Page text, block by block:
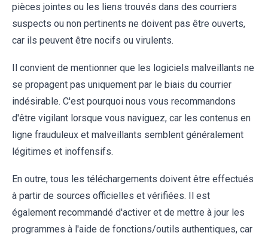
pièces jointes ou les liens trouvés dans des courriers
suspects ou non pertinents ne doivent pas être ouverts,
car ils peuvent être nocifs ou virulents.
Il convient de mentionner que les logiciels malveillants ne
se propagent pas uniquement par le biais du courrier
indésirable. C'est pourquoi nous vous recommandons
d'être vigilant lorsque vous naviguez, car les contenus en
ligne frauduleux et malveillants semblent généralement
légitimes et inoffensifs.
En outre, tous les téléchargements doivent être effectués
à partir de sources officielles et vérifiées. Il est
également recommandé d'activer et de mettre à jour les
programmes à l'aide de fonctions/outils authentiques, car